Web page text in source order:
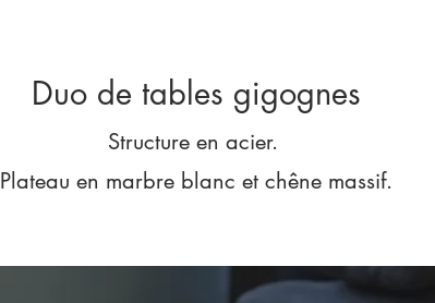
Duo de tables gigognes
Structure en acier.
Plateau en marbre blanc et chêne massif.